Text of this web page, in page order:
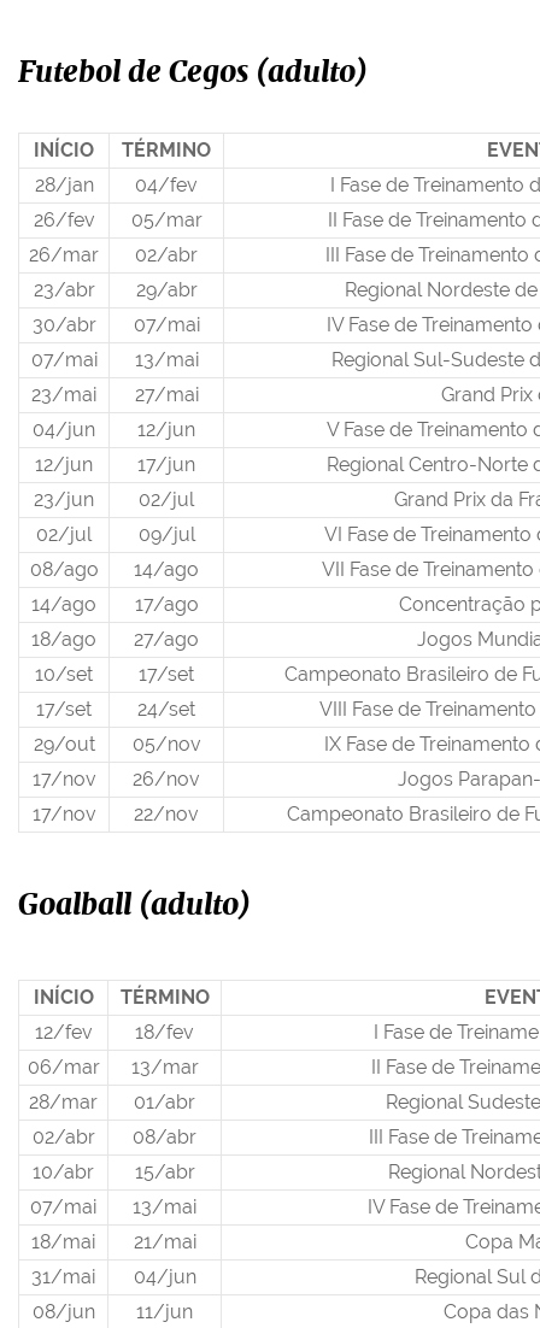
Futebol de Cegos (adulto)
INÍCIO TÉRMINO
28/jan
04/fev
I Fase de Treinamento
26/fev
05/mar
II Fase de
26/mar
02/abr
III Fase de
23/abr
29/abr
Regional Nordeste
30/abr
07/mai
IV Fase de
07/mai
13/mai
Regional Sul-Sudeste
23/mai
27/mai
Grand Prix
04/jun
12/jun
V Fase de
12/jun
17/jun
Regional Centro-Norte
23/jun
02/jul
Grand Prix da
02/jul
09/jul
VI Fase de
08/ago
14/ago
VII Fase de
14/ago
17/ago
Concentração
18/ago
27/ago
Jogos
10/set
17/set
Campeonato Brasileiro de
17/set
24/set
VIII Fase de
29/out
05/nov
IX Fase de
17/nov
26/nov
Jogos
17/nov
22/nov Campeonato Brasileiro de
Goalball (adulto)
INÍCIO TÉRMINO
12/fev
18/fev
I Fase de
06/mar
13/mar
II Fase de
28/mar
01/abr
Regional
02/abr
08/abr
III Fase de
10/abr
15/abr
Regional
07/mai
13/mai
IV Fase de
18/mai
21/mai
Copa
31/mai
04/jun
Regional Sul
08/jun
11/jun Copa das